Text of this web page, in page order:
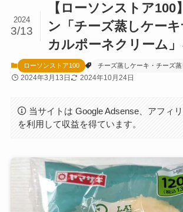
【ローソンストア100
ン「チーズ蒸しケー
カルポーネクリーム
2024
3/13
ローソンストア100 チーズ蒸しケーキ・チーズ蒸
2024年3月13日 2024年10月24日
当サイトは Google Adsense、アフィ
を利用して収益を得ています。